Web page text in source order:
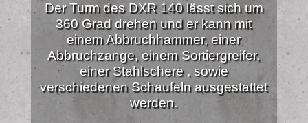
Der Turm des DXR 140 lässt sich um
360 Grad drehen und er kann mit
einem Abbruchhammer, einer
Abbruchzange, einem Sortiergreifer,
einer Stahlschere , sowie
verschiedenen Schaufeln ausgestattet
werden.